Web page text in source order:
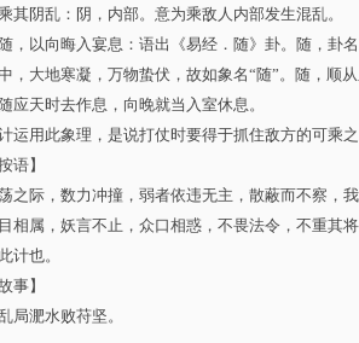
乱：阴，内部。意为乘敌人内部发生混乱。
向晦入宴息：语出《易经．随》卦。随，卦名
，大地寒凝，万物蛰伏，故如象名“随”。随，顺
应天时去作息，向晚就当入室休息。
用此象理，是说打仗时要得于抓住敌方的可乘
】
际，数力冲撞，弱者依违无主，散蔽而不察，我
相属，妖言不止，众口相惑，不畏法令，不重其
计也。
】
淝水败苻坚。